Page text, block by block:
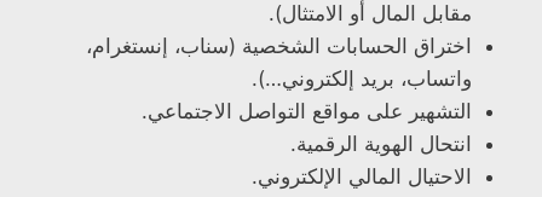
مقابل المال أو الامتثال).
اختراق الحسابات الشخصية (سناب، إنستغرام،
واتساب، بريد إلكتروني…).
التشهير على مواقع التواصل الاجتماعي.
انتحال الهوية الرقمية.
الاحتيال المالي الإلكتروني.